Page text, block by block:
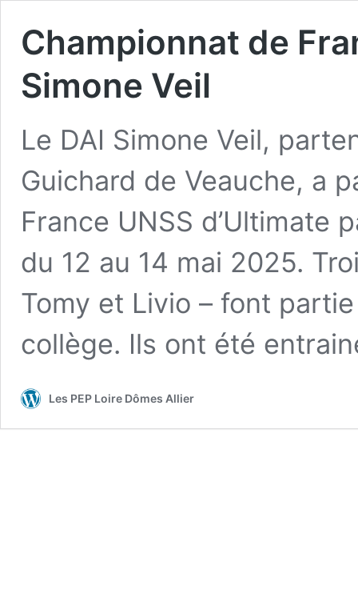
Championnat de
Simone Veil
Le DAI Simone Veil,
Guichard de Veauche, a
France UNSS d’Ultimate
du 12 au 14 mai 2025.
Tomy et Livio – font
collège. Ils ont été
Les PEP Loire Dômes Allier